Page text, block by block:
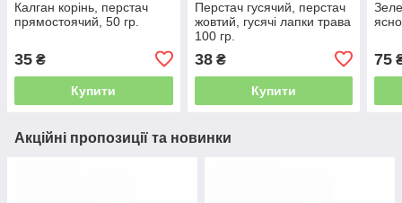
Калган корінь, перстач
прямостоячий, 50 гр.
35 ₴
Купити
Перстач гусячий, перстач
жовтий, гусячі лапки трава
100 гр.
38₴
Купити
75
Акційні пропозиції та новинки